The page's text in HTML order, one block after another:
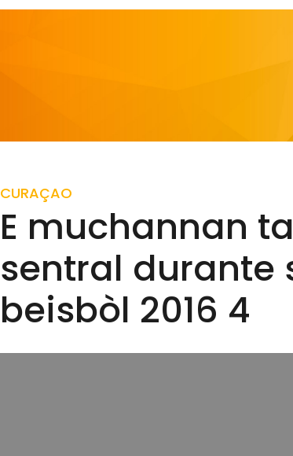
CURAÇAO
E muchannan
sentral durante
beisbòl 2016 4